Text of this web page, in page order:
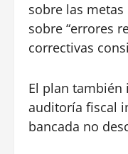
sobre las
sobre “errores
correctivas
El plan también
auditoría fiscal
bancada no